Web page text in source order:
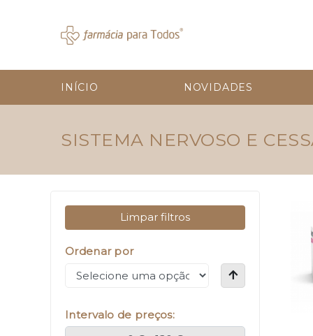
INÍCIO NOVIDADES
SISTEMA NERVOSO E
Limpar filtros
Ordenar por
Intervalo de preços: